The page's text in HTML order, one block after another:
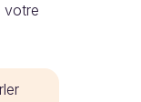
votre